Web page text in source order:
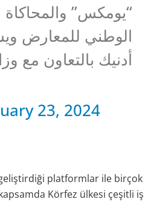
أدنيك بالتعاون مع
23, 2024
platformlar ile birçok
Körfez ülkesi çeşitli iş